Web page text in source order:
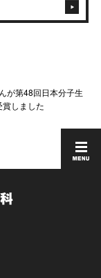
が第48回日本分子生
しました